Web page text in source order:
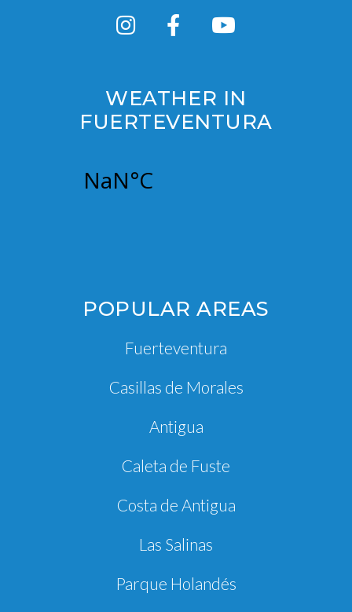
WEATHER IN
FUERTEVENTURA
POPULAR AREAS
Fuerteventura
Casillas de Morales
Antigua
Caleta de Fuste
Costa de Antigua
Las Salinas
Parque Holandés